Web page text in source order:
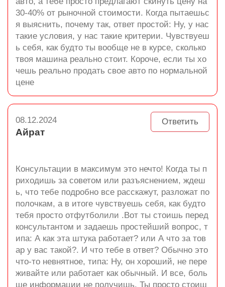
30-40% от рыночной стоимости. Когда пытаешьс
я выяснить, почему так, ответ простой: Ну, у нас
такие условия, у нас такие критерии. Чувствуеш
ь себя, как будто ты вообще не в курсе, сколько
твоя машина реально стоит. Короче, если ты хо
чешь реально продать свое авто по нормальной
цене
Ответить
08.12.2024
Айрат
Консультации в максимум это нечто! Когда ты п
риходишь за советом или разъяснением, ждеш
ь, что тебе подробно все расскажут, разложат по
полочкам, а в итоге чувствуешь себя, как будто
тебя просто отфутболили .Вот ты стоишь перед
консультантом и задаешь простейший вопрос, т
ипа: А как эта штука работает? или А что за тов
ар у вас такой?. И что тебе в ответ? Обычно это
что-то невнятное, типа: Ну, он хороший, не пере
живайте или работает как обычный. И все, боль
ше информации не получишь. Ты просто стоиш